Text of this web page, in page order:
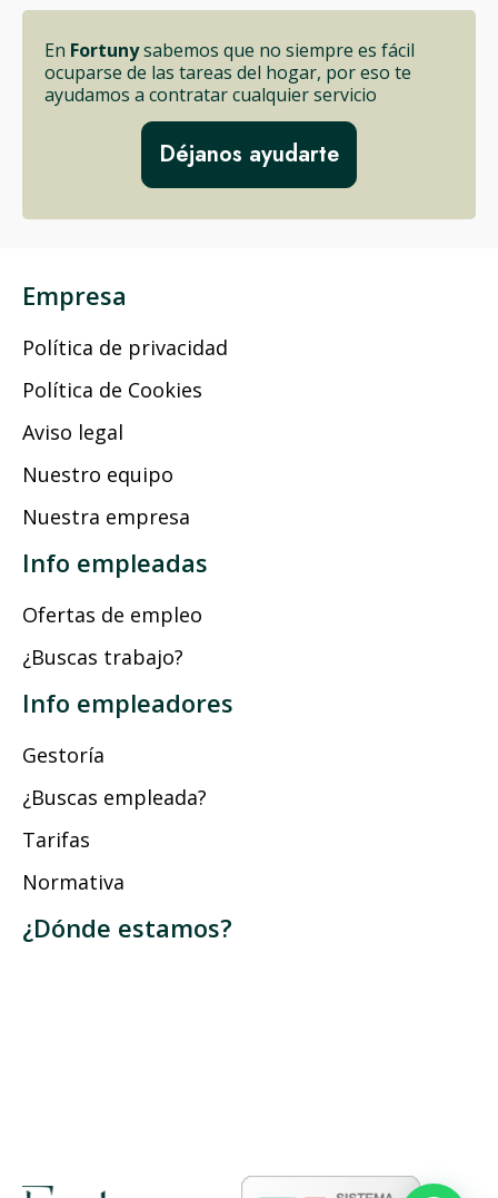
En Fortunysabemos que no siempre es fácil
ocuparse de las tareas del hogar, por eso te
ayudamos a contratar cualquier servicio
Déjanos ayudarte
Empresa
Política de privacidad
Política de Cookies
Aviso legal
Nuestro equipo
Nuestra empresa
Info empleadas
Ofertas de empleo
¿Buscas trabajo?
Info empleadores
Gestoría
¿Buscas empleada?
Tarifas
Normativa
¿Dónde estamos?